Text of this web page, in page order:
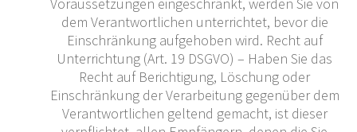
dem Verantwortlichen unterrichtet, bevor die
Einschränkung aufgehoben wird. Recht auf
Unterrichtung (Art. 19 DSGVO) – Haben Sie das
Recht auf Berichtigung, Löschung oder
Einschränkung der Verarbeitung gegenüber dem
Verantwortlichen geltend gemacht, ist dieser